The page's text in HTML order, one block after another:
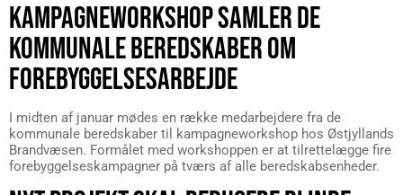
KAMPAGNEWORKSHOP SAMLER DE
KOMMUNALE BEREDSKABER OM
FOREBYGGELSESARBEJDE
I midten af januar mødes en række medarbejdere fra de
kommunale beredskaber til kampagneworkshop hos Østjyllands
Brandvæsen. Formålet med workshoppen er at tilrettelægge fire
forebyggelseskampagner på tværs af alle beredskabsenheder.